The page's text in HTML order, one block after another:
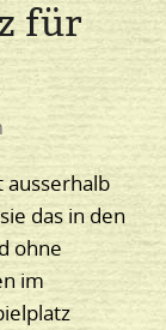
für
ausserhalb
das in den
ohne
im